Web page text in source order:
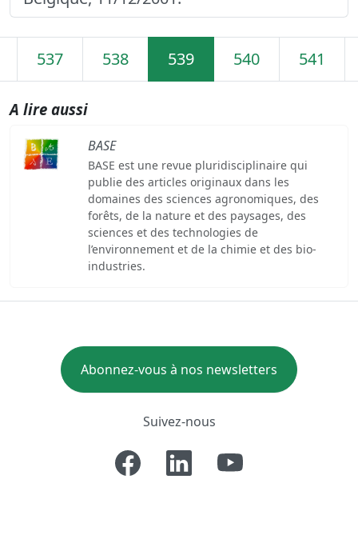
537 538 539 540 541
A lire aussi
BASE
BASE est une revue pluridisciplinaire qui
publie des articles originaux dans les
domaines des sciences agronomiques, des
forêts, de la nature et des paysages, des
sciences et des technologies de
l’environnement et de la chimie et des bio-
industries.
Abonnez-vous à nos newsletters
Suivez-nous